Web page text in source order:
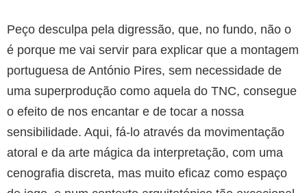
Peço desculpa pela digressão, que, no fundo, não o
é porque me vai servir para explicar que a montagem
portuguesa de António Pires, sem necessidade de
uma superprodução como aquela do TNC, consegue
o efeito de nos encantar e de tocar a nossa
sensibilidade. Aqui, fá-lo através da movimentação
atoral e da arte mágica da interpretação, com uma
cenografia discreta, mas muito eficaz como espaço